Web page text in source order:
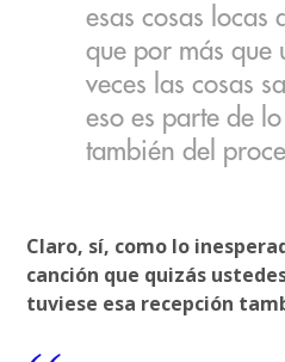
esas cosas locas
que por más que
veces las cosas
eso es parte de
también del
Claro, sí, como lo
canción que quizás
tuviese esa recepción